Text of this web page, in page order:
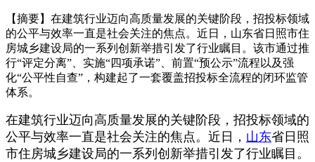
【摘要】在建筑行业迈向高质量发展的关键阶段，招投标领域
的公平与效率一直是社会关注的焦点。近日，山东省日照市住
房城乡建设局的一系列创新举措引发了行业瞩目。该市通过推
行“评定分离”、实施“四项承诺”、前置“预公示”流程以及强
化“公平性自查”，构建起了一套覆盖招投标全流程的闭环监管
体系。
在建筑行业迈向高质量发展的关键阶段，招投标领域的
公平与效率一直是社会关注的焦点。近日， 山东省日照
市住房城乡建设局的一系列创新举措引发了行业瞩目。